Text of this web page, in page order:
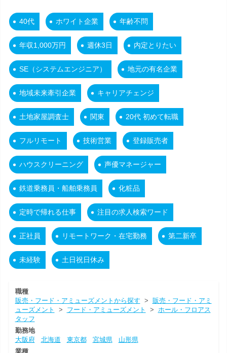
40代 ホワイト企業 年齢不問
年収1,000万円 週休3日 内定とりたい
SE（システムエンジニア） 地元の有名企業
地域未来牽引企業 キャリアチェンジ
土地家屋調査士 関東 20代 初めて転職
フルリモート 技術営業 登録販売者
ハウスクリーニング 声優マネージャー
鉄道乗務員・船舶乗務員 化粧品
定時で帰れる仕事 注目の求人検索ワード
正社員 リモートワーク・在宅勤務 第二新卒
未経験 土日祝日休み
職種
販売・フード・アミューズメントから探す > 販売・フード・アミ
ューズメント
> フード・アミューズメント > ホール・フロアス
タッフ
勤務地
大阪府
北海道 東京都 宮城県
山形県
業種